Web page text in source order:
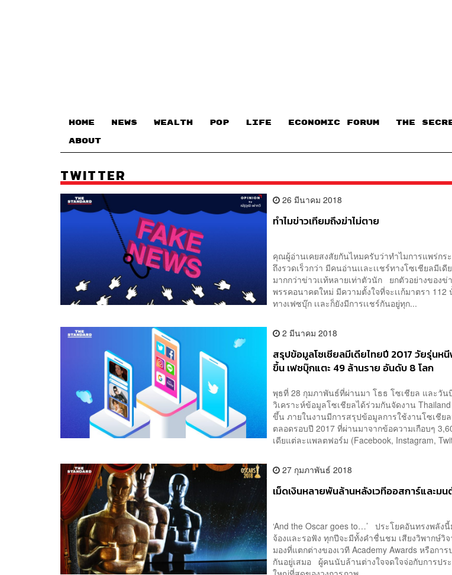
HOME NEWS WEALTH POP LIFE ECONOMIC FORUM THE
ABOUT
TWITTER
26 มีนาคม 2018
ทำไมข่าวเทียมถึงฆ่าไม่ตาย
คุณผู้อ่านเคยสงสัยกันไหมครับว่าทำไมการแพร่กร
ถึงรวดเร็วกว่า มีคนอ่านเเละเเชร์ทางโซเชียลมีเดี
มากกว่าข่าวเเท้หลายเท่าตัวนัก ยกตัวอย่างของ
พรรคอนาคตใหม่ มีความตั้งใจที่จะเเก้มาตรา 112
ทางเฟซบุ๊ก เเละก็ยังมีการเเชร์กันอยู่ทุก...
2 มีนาคม 2018
สรุปข้อมูลโซเชียลมีเดียไทยปี 2017 วัยรุ่นห
ขึ้น เฟซบุ๊กแตะ 49 ล้านราย อันดับ 8 โลก
พุธที่ 28 กุมภาพันธ์ที่ผ่านมา โธธ โซเชียล และวัน
วิเคราะห์ข้อมูลโซเชียลได้ร่วมกันจัดงาน
ขึ้น ภายในงานมีการสรุปข้อมูลการใช้งานโซเชีย
ตลอดรอบปี 2017 ที่ผ่านมาจากข้อความเกือบๆ
เดียแต่ละแพลตฟอร์ม (Facebook, Instagram,
27 กุมภาพันธ์ 2018
เม็ดเงินหลายพันล้านหลังเวทีออสการ์และม
‘And the Oscar goes to…’ ประโยคอันทรงพลัง
จ้องและรอฟัง ทุกปีจะมีทั้งคำชื่นชม เสียงวิพากษ์วิ
มองที่แตกต่างของเวที Academy Awards หรือกา
กันอยู่เสมอ ผู้คนนับล้านต่างใจจดใจจ่อกับการปร